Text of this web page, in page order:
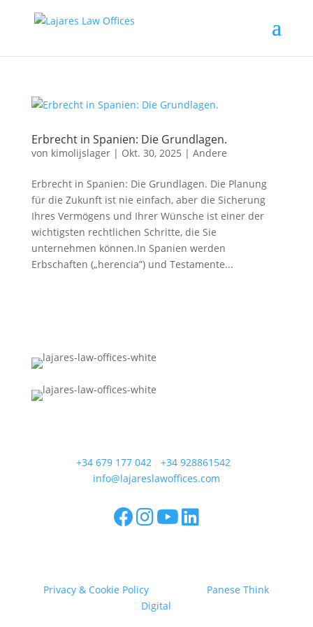
Erbrecht in Spanien: Die Grundlagen.
von kimolijslager| Okt. 30, 2025 | Andere
Erbrecht in Spanien: Die Grundlagen. Die Planung
für die Zukunft ist nie einfach, aber die Sicherung
Ihres Vermögens und Ihrer Wünsche ist einer der
wichtigsten rechtlichen Schritte, die Sie
unternehmen können.In Spanien werden
Erbschaften („herencia”) und Testamente...
+34 679 177 042/ +34 928861542/
info@lajareslawoffices.com
Privacy & Cookie Policy
Panese Think
Digital